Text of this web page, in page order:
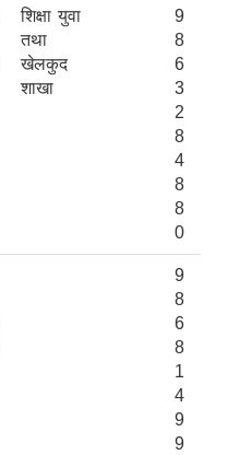
शिक्षा युवा
तथा
खेलकुद
शाखा
9
8
6
3
2
8
4
8
8
0
9
8
6
8
1
4
9
9